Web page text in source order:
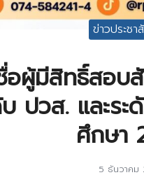
ข่าวประช
อผู้มีสิทธิ์สอ
ปวส. และร
ศึกษา
5 ธันวาคม